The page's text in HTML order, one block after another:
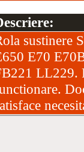
sustinere
E70
LL229.